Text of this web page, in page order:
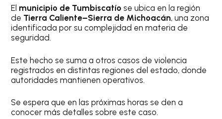
El municipio de Tumbiscatío se ubica en la región
de Tierra Caliente–Sierra de Michoacán, una zona
identificada por su complejidad en materia de
seguridad.
Este hecho se suma a otros casos de violencia
registrados en distintas regiones del estado, donde
autoridades mantienen operativos.
Se espera que en las próximas horas se den a
conocer más detalles sobre este caso.